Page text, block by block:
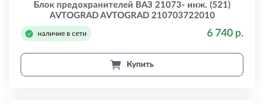
Блок предохранителей ВАЗ 21073- инж. (521)
AVTOGRAD AVTOGRAD 210703722010
наличие в сети 6 740 р.
Купить